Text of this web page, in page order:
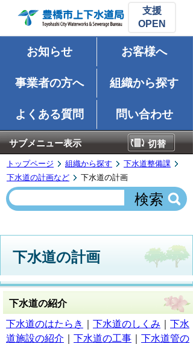
支援
お知らせ お客様へ
事業者の方へ 組織から探す
よくある質問 問い合わせ
サブメニュー表示 切替
トップページ 組織から探す
下水道整備課
下水道の計画など
下水道の計画
下水道の計画
下水道の紹介
下水道のはたらき
下水道のしくみ
下水
道施設の紹介
下水道の工事
下水道管の